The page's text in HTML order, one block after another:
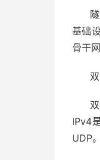
基础
骨干
IPv4
UDP。